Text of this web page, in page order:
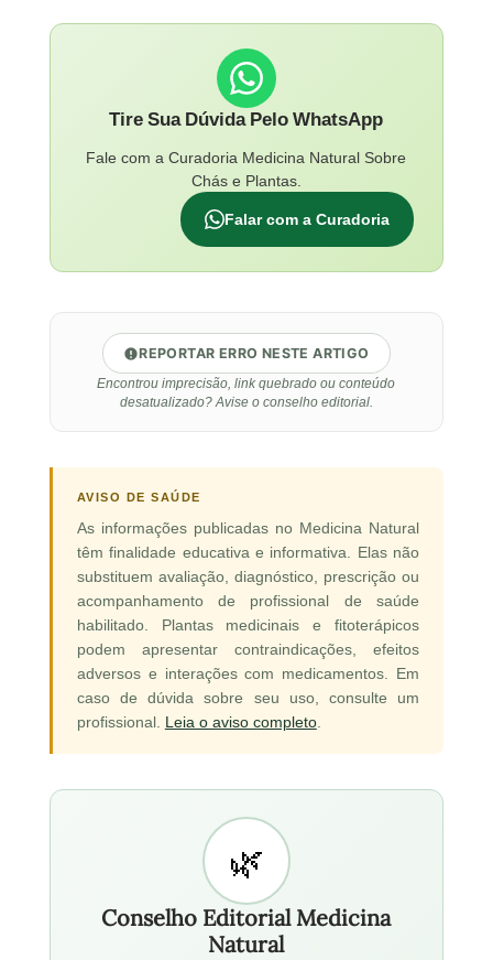
Tire Sua Dúvida Pelo WhatsApp
Fale com a Curadoria Medicina Natural Sobre
Chás e Plantas.
Falar com a Curadoria
REPORTAR ERRO NESTE ARTIGO
Encontrou imprecisão, link quebrado ou conteúdo
desatualizado? Avise o conselho editorial.
AVISO DE SAÚDE
As informações publicadas no Medicina Natural
têm finalidade educativa e informativa. Elas não
substituem avaliação, diagnóstico, prescrição ou
acompanhamento de profissional de saúde
habilitado. Plantas medicinais e fitoterápicos
podem apresentar contraindicações, efeitos
adversos e interações com medicamentos. Em
caso de dúvida sobre seu uso, consulte um
profissional. Leia o aviso completo.
Conselho Editorial Medicina
Natural